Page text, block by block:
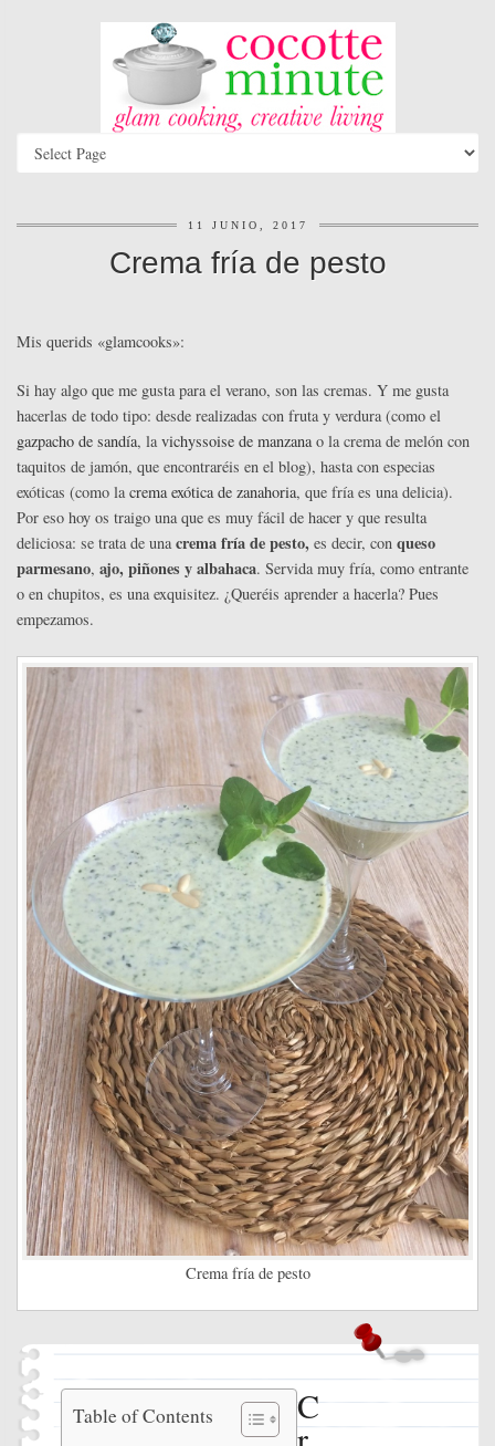
11 JUNIO, 2017
Crema fría de pesto
Mis querids «glamcooks»:
Si hay algo que me gusta para el verano, son las cremas. Y me gusta
hacerlas de todo tipo: desde realizadas con fruta y verdura (como el
gazpacho de sandía, lavichyssoise de manzanao la crema de melón con
taquitos de jamón, que encontraréis en el blog), hasta con especias
exóticas (como lacrema exótica de zanahoria, que fría es una delicia).
Por eso hoy os traigo una que es muy fácil de hacer y que resulta
deliciosa: se trata de unacrema fría de pesto, es decir, con queso
parmesano, ajo, piñones y albahaca. Servida muy fría, como entrante
o en chupitos, es una exquisitez. ¿Queréis aprender a hacerla? Pues
empezamos.
Crema fría de pesto
Table of Contents
Crema
fría de
C